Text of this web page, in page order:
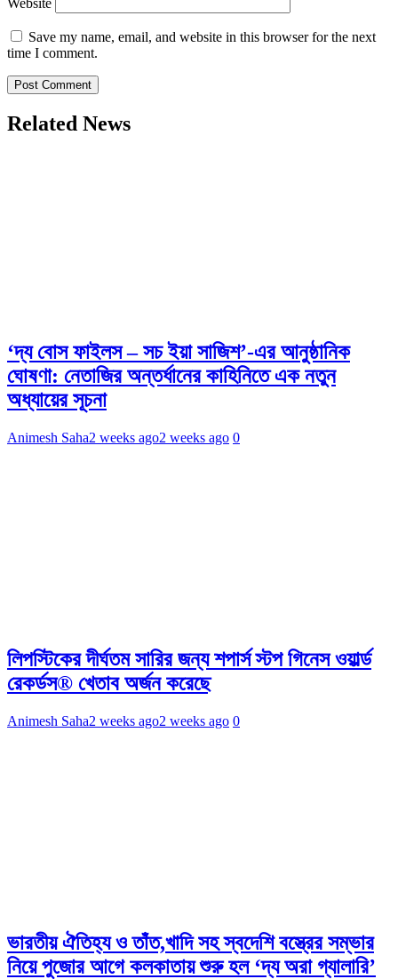
Save my name, email, and website in this browser for the next
time I comment.
Related News
‘দ্য বোস ফাইলস – সচ ইয়া সাজিশ’-এর আনুষ্ঠানিক
ঘোষণা: নেতাজির অন্তর্ধানের কাহিনিতে এক নতুন
অধ্যায়ের সূচনা
Animesh Saha2 weeks ago2 weeks ago 0
লিপস্টিকের দীর্ঘতম সারির জন্য শপার্স স্টপ গিনেস ওয়ার্ল্ড
রেকর্ডস® খেতাব অর্জন করেছে
Animesh Saha2 weeks ago2 weeks ago 0
ভারতীয় ঐতিহ্য ও তাঁত,খাদি সহ স্বদেশি বস্ত্রের সম্ভার
নিয়ে পুজোর আগে কলকাতায় শুরু হল ‘দ্য অরা গ্যালারি’